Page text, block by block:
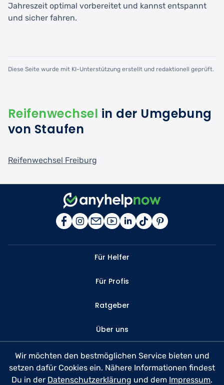
Jahreszeit optimal vorbereitet und kannst entspannt
und sicher fahren.
Diese Seite wurde mit KI-Unterstützung erstellt und redaktionell geprüft.
Reifenwechsel in der Umgebung
von Staufen
Reifenwechsel Freiburg
Für Helfer
Für Profis
Ratgeber
Über uns
Kontakt
FAQ
Wir möchten den bestmöglichen Service bieten und
setzen dafür Cookies ein. Nähere Informationen findest
Du in der Datenschutzerklärung und dem Impressum.